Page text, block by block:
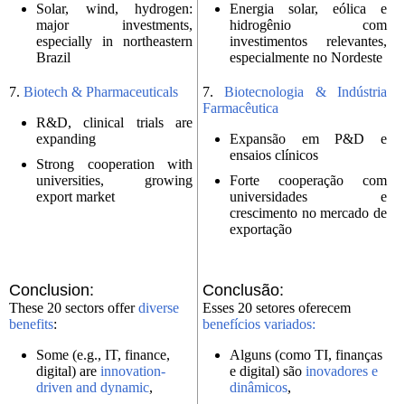
Solar, wind, hydrogen:
major investments,
especially in northeastern
Brazil
Energia solar, eólica e
hidrogênio com
investimentos relevantes,
especialmente no Nordeste
7. Biotech & Pharmaceuticals
R&D, clinical trials are
expanding
Strong cooperation with
universities, growing
export market
7.Biotecnologia & Indústria
Farmacêutica
Expansão em P&D e
ensaios clínicos
Forte cooperação com
universidades e
crescimento no mercado de
exportação
Conclusion:
These 20 sectors offerdiverse
benefits:
Some (e.g., IT, finance,
digital) are innovation-
driven and dynamic,
Conclusão:
Esses 20 setores oferecem
benefícios variados:
Alguns (como TI, finanças
e digital) são inovadores e
dinâmicos,